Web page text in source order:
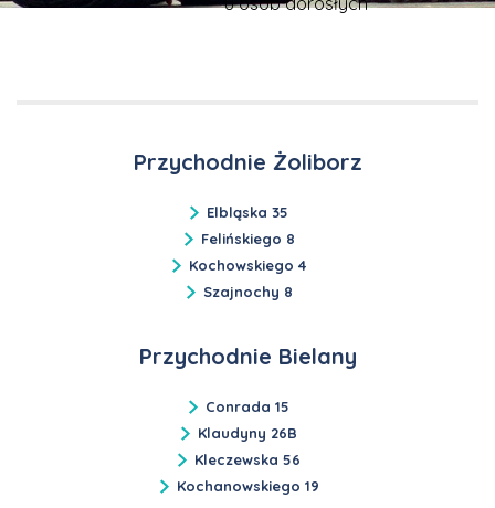
Przychodnie Żoliborz
Elbląska 35
Felińskiego 8
Kochowskiego 4
Szajnochy 8
Przychodnie Bielany
Conrada 15
Klaudyny 26B
Kleczewska 56
Kochanowskiego 19